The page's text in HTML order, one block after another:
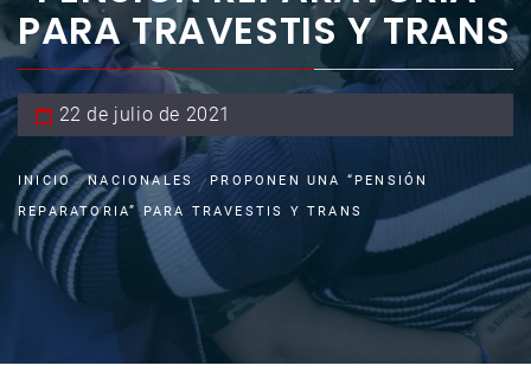
PARA TRAVESTIS Y TRANS
22 de julio de 2021
INICIO NACIONALES
PROPONEN UNA “PENSIÓN
REPARATORIA” PARA TRAVESTIS Y TRANS